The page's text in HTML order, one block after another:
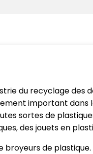
du recyclage des
important dans
sortes de plastiques
des jouets en
broyeurs de